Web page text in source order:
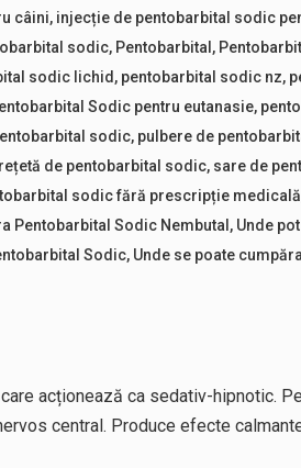
câini, injecție de pentobarbital sodic
sodic, Pentobarbital ,
sodic lichid , pentobarbital sodic nz,
Sodic pentru eutanasie,
sodic, pulbere de
rețetă de pentobarbital sodic, sare de
sodic fără prescripție medicală
Pentobarbital Sodic Nembutal , Unde
Sodic, Unde se poate
acționează ca sedativ-hipnotic.
central. Produce efecte